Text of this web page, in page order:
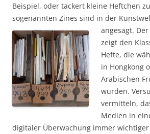
Beispiel, oder tackert kleine Heftchen
sogenannten Zines sind in der
angesagt.
zeigt den
Hefte, die
in Hongkong
Arabischen
wurden.
vermitteln,
Medien in
digitaler Überwachung immer